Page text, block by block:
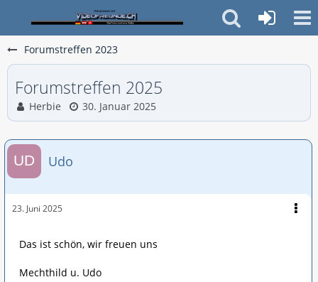
Forumstreffen 2023
Forumstreffen 2025
Herbie 30. Januar 2025
Udo
23. Juni 2025
Das ist schön, wir freuen uns
Mechthild u. Udo